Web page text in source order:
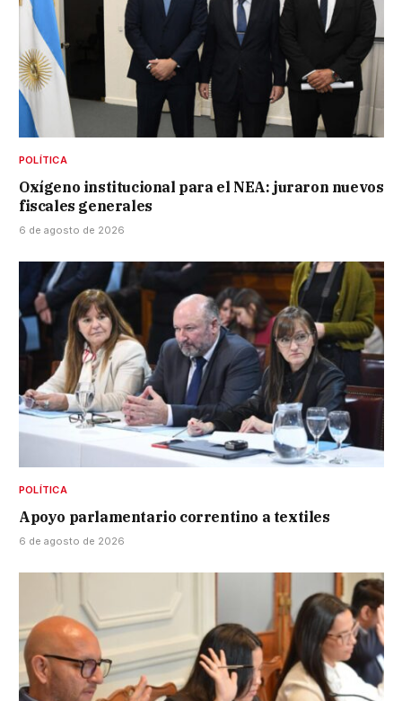
POLÍTICA
Oxígeno institucional para el NEA: juraron nuevos
fiscales generales
6 de agosto de 2026
POLÍTICA
Apoyo parlamentario correntino a textiles
6 de agosto de 2026